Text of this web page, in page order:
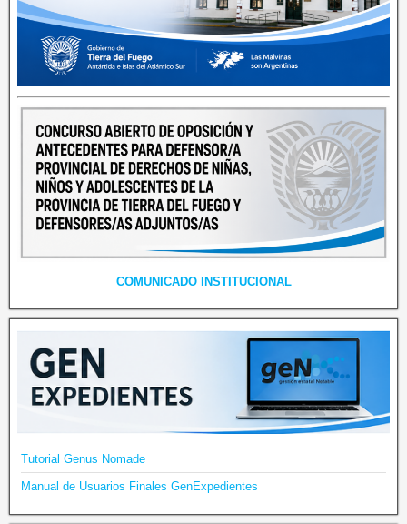
COMUNICADO INSTITUCIONAL
Tutorial Genus Nomade
Manual de Usuarios Finales GenExpedientes